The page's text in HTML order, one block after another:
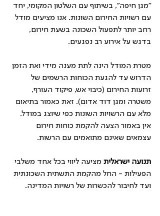
"מגן חיפה", בשיתוף עם השלטון המקומי, יחד
עם רשויות החירום השונות. אנו מציעים מודל
רחב יותר לתפעול השכונה בשעת חירום,
בדגש על אירוע רב נפגעים.
מטרת המודל הינה לתת מענה מידי ואת הזמן
הדרוש עד להגעת הכוחות הרשמים של
זרועות החירום (כיבוי אש, פיקוד העורף,
משטרה ומגן דוד אדום). זאת כאמור בתיאום
מלא עם הרשויות השונות כפי שיוצג במודל.
אין באמור הצעה להקמת כוחות חירום
עצמאים שאינם מתואמים עם הרשות.
תנועה ישראלית מציעה ליווי בכל אחד משלבי
הפעילות - החל מהקמת התשתית השכונתית
ועד לחיבור להכשרות של רשויות המדינה.